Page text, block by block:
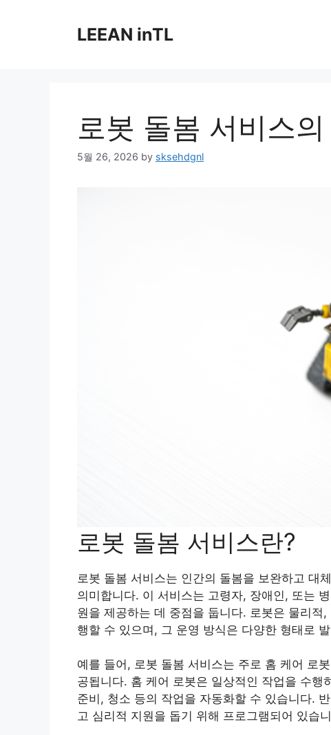
LEEAN inTL
로봇 돌봄 서비스
5월 26, 2026 by sksehdgnl
로봇 돌봄 서비스란?
로봇 돌봄 서비스는 인간의 돌봄을 보완하고 대
의미합니다. 이 서비스는 고령자, 장애인, 또는
원을 제공하는 데 중점을 둡니다. 로봇은 물리
행할 수 있으며, 그 운영 방식은 다양한 형태로
예를 들어, 로봇 돌봄 서비스는 주로 홈 케어 로
공됩니다. 홈 케어 로봇은 일상적인 작업을 수
준비, 청소 등의 작업을 자동화할 수 있습니다.
고 심리적 지원을 돕기 위해 프로그램되어 있습